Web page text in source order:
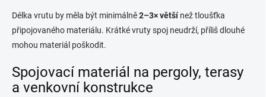
Délka vrutu by měla být minimálně2–3× většínež tloušťka
připojovaného materiálu. Krátké vruty spoj neudrží, příliš dlouhé
mohou materiál poškodit.
Spojovací materiál na pergoly, terasy
a venkovní konstrukce